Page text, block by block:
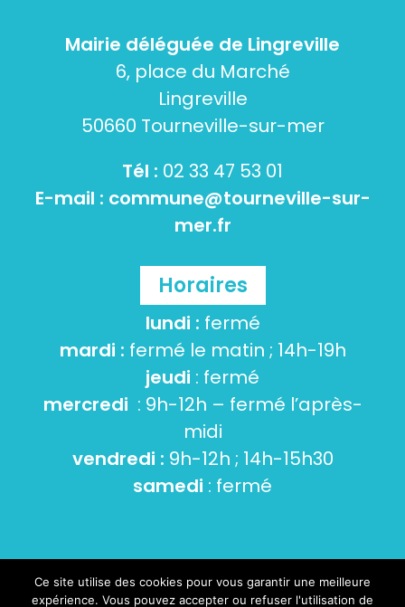
Mairie déléguée de Lingreville
6, place du Marché
Lingreville
50660 Tourneville-sur-mer
Tél : 02 33 47 53 01
E-mail : commune@tourneville-sur-
mer.fr
Horaires
lundi : fermé
mardi : fermé le matin ; 14h-19h
jeudi : fermé
mercredi : 9h-12h – fermé l’après-
midi
vendredi : 9h-12h ; 14h-15h30
samedi : fermé
© 2026 Tourneville-sur-mer - Mentions Légales-
Ce site utilise des cookies pour vous garantir une meilleure
expérience. Vous pouvez accepter ou refuser l'utilisation de